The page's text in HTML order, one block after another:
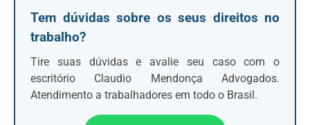
Tem dúvidas sobre os seus direitos no
trabalho?
Tire suas dúvidas e avalie seu caso com o
escritório Claudio Mendonça Advogados.
Atendimento a trabalhadores em todo o Brasil.